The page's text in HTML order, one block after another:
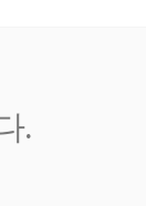
.